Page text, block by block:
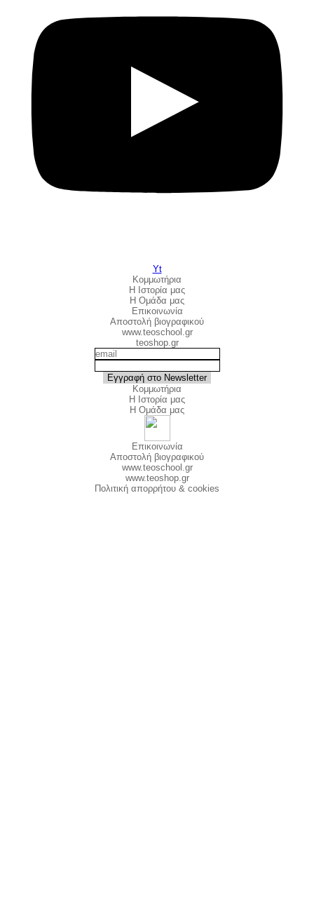
Yt
Κομμωτήρια
Η Ιστορία μας
Η Ομάδα μας
Επικοινωνία
Αποστολή βιογραφικού
www.teoschool.gr
teoshop.gr
Κομμωτήρια
Η Ιστορία μας
Η Ομάδα μας
Επικοινωνία
Αποστολή βιογραφικού
www.teoschool.gr
www.teoshop.gr
©ΤΕΟ 1999 - 2025
©ΤΕΟ 1999 - 2026
Πολιτική απορρήτου & cookies